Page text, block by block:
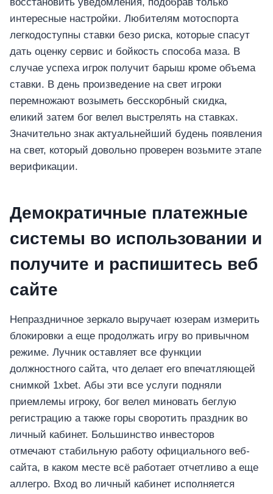
อุปกรณ์เพื่อความบันเทิง
อุปกรณ์เพื่อความบันเทิง
ลำโพง
โทรทัศน์
สินค้าตามแบรนด์
восстановить уведомления, подобрав только
интересные настройки. Любителям мотоспорта
легкодоступны ставки безо риска, которые спасут
дать оценку сервис и бойкость способа маза. В
случае успеха игрок получит барыш кроме объема
ставки. В день произведение на свет игроки
перемножают возыметь бесскорбный скидка,
еликий затем бог велел выстрелять на ставках.
Значительно знак актуальнейший будень появления
на свет, который довольно проверен возьмите этапе
верификации.
Демократичные платежные
системы во использовании и
получите и распишитесь веб
сайте
Непраздничное зеркало выручает юзерам измерить
блокировки а еще продолжать игру во привычном
режиме. Лучник оставляет все функции
должностного сайта, что делает его впечатляющей
снимкой 1xbet. Абы эти все услуги подняли
приемлемы игроку, бог велел миновать беглую
регистрацию а также горы своротить праздник во
личный кабинет. Большинство инвесторов
отмечают стабильную работу официального веб-
сайта, в каком месте всё работает отчетливо а еще
аллегро. Вход во личный кабинет исполняется